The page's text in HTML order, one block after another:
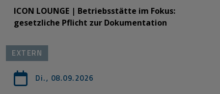
ICON LOUNGE | Betriebsstätte im Fokus:
gesetzliche Pflicht zur Dokumentation
EXTERN
Di., 08.09.2026